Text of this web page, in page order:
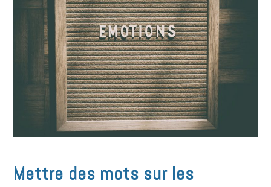
Mettre des mots sur les